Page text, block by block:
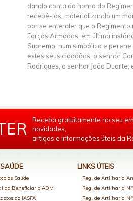
dando conta da honra do
recebê-los, materializando um
por se entender que o
Forças Armadas, em última
Supremo, num simbólico e
estes seus cidadãos, o senhor
Rodrigues, o senhor João Duarte,
Receba gratuitamente no seu
novidades,
artigos e informações úteis da
Saúde
do Beneficiário ADM
do IASFA
LINKS ÚTEIS
Reg. de Artilharia
Reg. de Artilharia
Reg. de Artilharia